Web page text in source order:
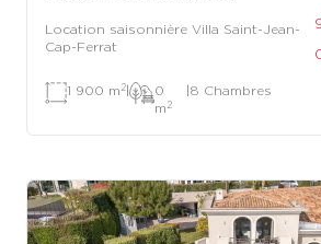
Location saisonnière Villa Saint-Jean-
Cap-Ferrat
1 900 m 2|
0
m 2
|8 Chambres